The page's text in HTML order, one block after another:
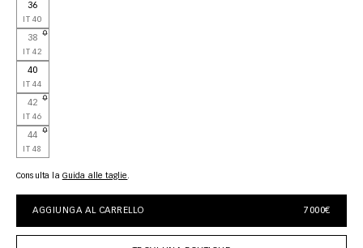
36
IT 40
38
IT 42
40
IT 44
42
IT 46
44
IT 48
Consulta la guida alle taglie
AGGIUNGA AL CARRELLO 7000€